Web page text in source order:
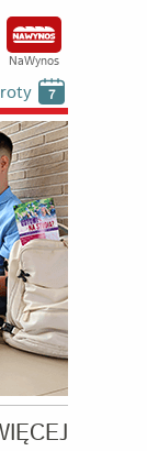
NaWynos
7